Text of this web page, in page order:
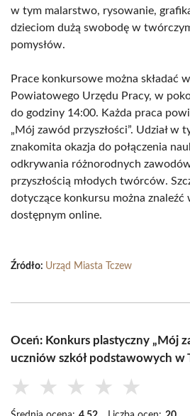
w tym malarstwo, rysowanie,
dzieciom dużą swobodę w
pomysłów.
Prace konkursowe można składać
Powiatowego Urzędu Pracy, w
do godziny 14:00. Każda praca
„Mój zawód przyszłości”. Udział w
znakomita okazja do połączenia
odkrywania różnorodnych
przyszłością młodych twórców.
dotyczące konkursu można znaleźć
dostępnym online.
Źródło: Urząd Miasta Tczew
Oceń: Konkurs plastyczny „Mój
uczniów szkół podstawowych w
★ ★ ★ ★ ★